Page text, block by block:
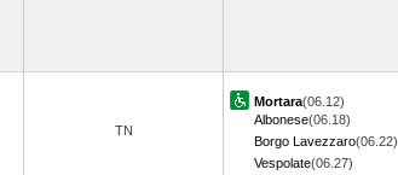
TN
Mortara(06.12)
Albonese(06.18)
Borgo Lavezzaro(06.22)
Vespolate(06.27)